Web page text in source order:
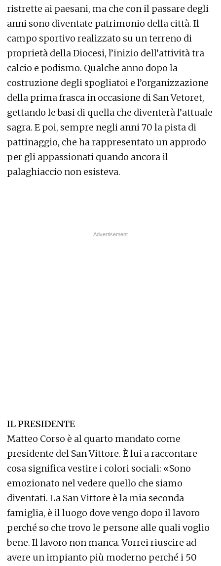
ristrette ai paesani, ma che con il passare degli
anni sono diventate patrimonio della città. Il
campo sportivo realizzato su un terreno di
proprietà della Diocesi, l’inizio dell’attività tra
calcio e podismo. Qualche anno dopo la
costruzione degli spogliatoi e l’organizzazione
della prima frasca in occasione di San Vetoret,
gettando le basi di quella che diventerà l’attuale
sagra. E poi, sempre negli anni 70 la pista di
pattinaggio, che ha rappresentato un approdo
per gli appassionati quando ancora il
palaghiaccio non esisteva.
IL PRESIDENTE
Matteo Corso è al quarto mandato come
presidente del San Vittore. È lui a raccontare
cosa significa vestire i colori sociali: «Sono
emozionato nel vedere quello che siamo
diventati. La San Vittore è la mia seconda
famiglia, è il luogo dove vengo dopo il lavoro
perché so che trovo le persone alle quali voglio
bene. Il lavoro non manca. Vorrei riuscire ad
avere un impianto più moderno perché i 50